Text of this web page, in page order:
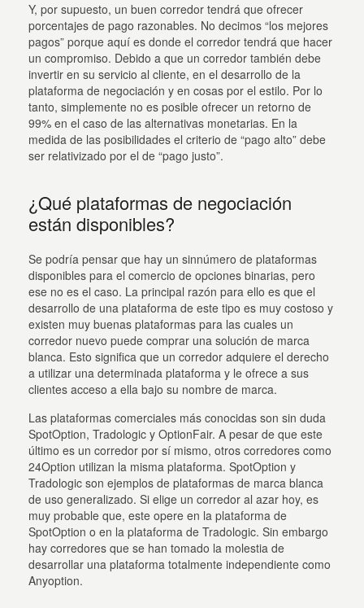
Y, por supuesto, un buen corredor tendrá que ofrecer
porcentajes de pago razonables. No decimos “los mejores
pagos” porque aquí es donde el corredor tendrá que hacer
un compromiso. Debido a que un corredor también debe
invertir en su servicio al cliente, en el desarrollo de la
plataforma de negociación y en cosas por el estilo. Por lo
tanto, simplemente no es posible ofrecer un retorno de
99% en el caso de las alternativas monetarias. En la
medida de las posibilidades el criterio de “pago alto” debe
ser relativizado por el de “pago justo”.
¿Qué plataformas de negociación
están disponibles?
Se podría pensar que hay un sinnúmero de plataformas
disponibles para el comercio de opciones binarias, pero
ese no es el caso. La principal razón para ello es que el
desarrollo de una plataforma de este tipo es muy costoso y
existen muy buenas plataformas para las cuales un
corredor nuevo puede comprar una solución de marca
blanca. Esto significa que un corredor adquiere el derecho
a utilizar una determinada plataforma y le ofrece a sus
clientes acceso a ella bajo su nombre de marca.
Las plataformas comerciales más conocidas son sin duda
SpotOption, Tradologic y OptionFair. A pesar de que este
último es un corredor por sí mismo, otros corredores como
24Option utilizan la misma plataforma. SpotOption y
Tradologic son ejemplos de plataformas de marca blanca
de uso generalizado. Si elige un corredor al azar hoy, es
muy probable que, este opere en la plataforma de
SpotOption o en la plataforma de Tradologic. Sin embargo
hay corredores que se han tomado la molestia de
desarrollar una plataforma totalmente independiente como
Anyoption.